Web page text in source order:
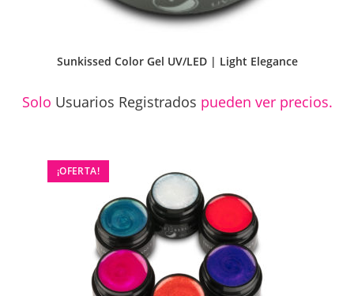
Sunkissed Color Gel UV/LED | Light Elegance
Solo Usuarios Registrados pueden ver precios.
¡OFERTA!